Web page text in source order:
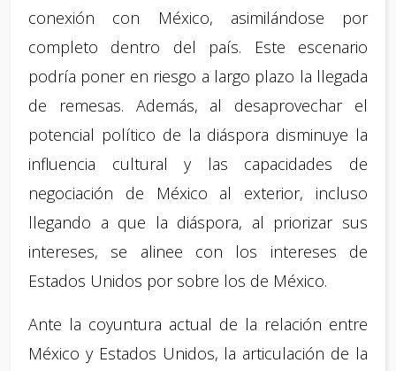
conexión con México, asimilándose por
completo dentro del país. Este escenario
podría poner en riesgo a largo plazo la llegada
de remesas. Además, al desaprovechar el
potencial político de la diáspora disminuye la
influencia cultural y las capacidades de
negociación de México al exterior, incluso
llegando a que la diáspora, al priorizar sus
intereses, se alinee con los intereses de
Estados Unidos por sobre los de México.
Ante la coyuntura actual de la relación entre
México y Estados Unidos, la articulación de la